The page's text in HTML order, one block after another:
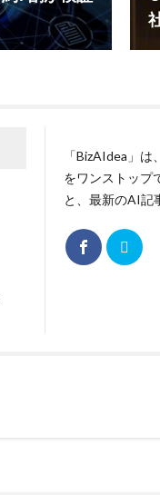
「BizAIdea」
をワンストップ
と、最新のAI記